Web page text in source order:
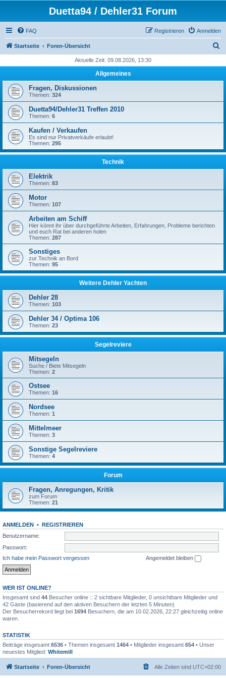
Duetta94 / Dehler31 Forum
FAQ Anmelden
Registrieren
Startseite Foren-Übersicht
h
Aktuelle Zeit: 09.08.2026, 13:30
Allgemeines
Fragen, Diskussionen
Themen: 324
Duetta94/Dehler31 Treffen 2010
Themen: 6
Kaufen / Verkaufen
Es sind nur Privatverkäufe erlaubt!
Themen: 295
Technik
Elektrik
Themen: 83
Motor
Themen: 107
Arbeiten am Schiff
Hier könnt ihr über durchgeführte Arbeiten, Erfahrungen, Probleme berichten
und euch Rat bei anderen holen
Themen: 287
Sonstiges
zur Technik an Bord
Themen: 95
Weitere Dehler Yachten
Dehler 28
Themen: 103
Dehler 34 / Optima 106
Themen: 23
Segelreviere
Mitsegeln
Suche / Biete Mitsegeln
Themen: 2
Ostsee
Themen: 16
Nordsee
Themen: 1
Mittelmeer
Themen: 3
Sonstige Segelreviere
Themen: 4
Forum
Fragen, Anregungen, Kritik
zum Forum
Themen: 21
ANMELDEN • REGISTRIEREN
Benutzername:
Passwort:
Ich habe mein Passwort vergessen
Angemeldet bleiben
WER IST ONLINE?
Insgesamt sind 44 Besucher online :: 2 sichtbare Mitglieder, 0 unsichtbare Mitglieder und
42 Gäste (basierend auf den aktiven Besuchern der letzten 5 Minuten)
Der Besucherrekord liegt bei 1694 Besuchern, die am 10.02.2026, 22:27 gleichzeitig online
waren.
STATISTIK
Beiträge insgesamt 6536 • Themen insgesamt 1464 • Mitglieder insgesamt 654 • Unser
neuestes Mitglied: Whitemill
Startseite Foren-Übersicht Alle Zeiten sind UTC+02:00